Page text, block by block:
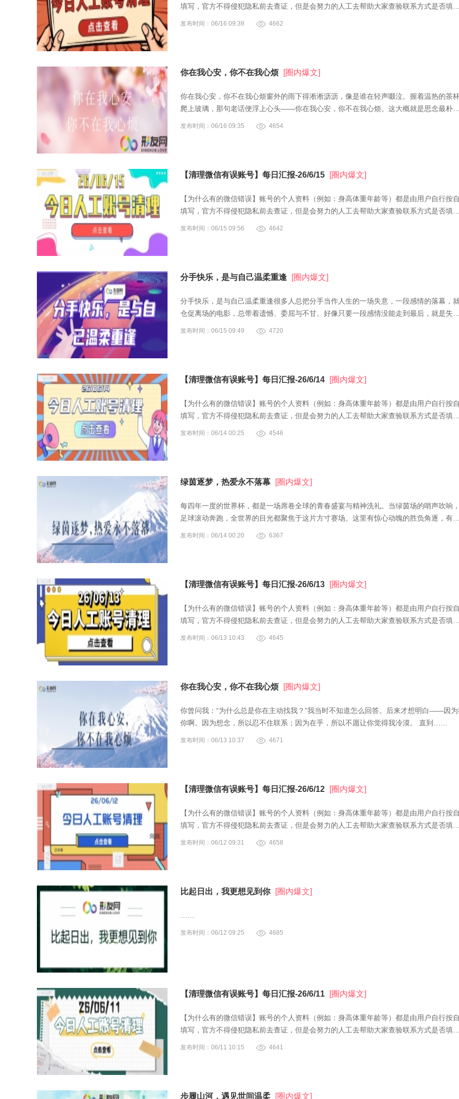
填写，官方不得侵犯隐私前去查证，但是会努力的人工去帮助大家查验联系方式是否填
发布时间：06/16 09:39 4662
你在我心安，你不在我心烦 [圈内爆文]
你在我心安，你不在我心烦窗外的雨下得淅淅沥沥，像是谁在轻声啜泣。握着温热的茶
爬上玻璃，那句老话便浮上心头——你在我心安，你不在我心烦。这大概就是思念最朴
发布时间：06/16 09:35 4654
【清理微信有误账号】每日汇报-26/6/15 [圈内爆文]
【为什么有的微信错误】账号的个人资料（例如：身高体重年龄等）都是由用户自行按
填写，官方不得侵犯隐私前去查证，但是会努力的人工去帮助大家查验联系方式是否填
发布时间：06/15 09:56 4642
分手快乐，是与自己温柔重逢 [圈内爆文]
分手快乐，是与自己温柔重逢很多人总把分手当作人生的一场失意，一段感情的落幕，
仓促离场的电影，总带着遗憾、委屈与不甘。好像只要一段感情没能走到最后，就是失
发布时间：06/15 09:49 4720
【清理微信有误账号】每日汇报-26/6/14 [圈内爆文]
【为什么有的微信错误】账号的个人资料（例如：身高体重年龄等）都是由用户自行按
填写，官方不得侵犯隐私前去查证，但是会努力的人工去帮助大家查验联系方式是否填
发布时间：06/14 00:25 4546
绿茵逐梦，热爱永不落幕 [圈内爆文]
每四年一度的世界杯，都是一场席卷全球的青春盛宴与精神洗礼。当绿茵场的哨声吹响
足球滚动奔跑，全世界的目光都聚焦于这片方寸赛场。这里有惊心动魄的胜负角逐，有
发布时间：06/14 00:20 6367
【清理微信有误账号】每日汇报-26/6/13 [圈内爆文]
【为什么有的微信错误】账号的个人资料（例如：身高体重年龄等）都是由用户自行按
填写，官方不得侵犯隐私前去查证，但是会努力的人工去帮助大家查验联系方式是否填
发布时间：06/13 10:43 4645
你在我心安，你不在我心烦 [圈内爆文]
你曾问我：“为什么总是你在主动找我？”我当时不知道怎么回答。后来才想明白——因为
你啊。因为想念，所以忍不住联系；因为在乎，所以不愿让你觉得我冷漠。 直到……
发布时间：06/13 10:37 4671
【清理微信有误账号】每日汇报-26/6/12 [圈内爆文]
【为什么有的微信错误】账号的个人资料（例如：身高体重年龄等）都是由用户自行按
填写，官方不得侵犯隐私前去查证，但是会努力的人工去帮助大家查验联系方式是否填
发布时间：06/12 09:31 4658
比起日出，我更想见到你 [圈内爆文]
发布时间：06/12 09:25 4685
【清理微信有误账号】每日汇报-26/6/11 [圈内爆文]
【为什么有的微信错误】账号的个人资料（例如：身高体重年龄等）都是由用户自行按
填写，官方不得侵犯隐私前去查证，但是会努力的人工去帮助大家查验联系方式是否填
发布时间：06/11 10:15 4641
步履山河，遇见世间温柔 [圈内爆文]